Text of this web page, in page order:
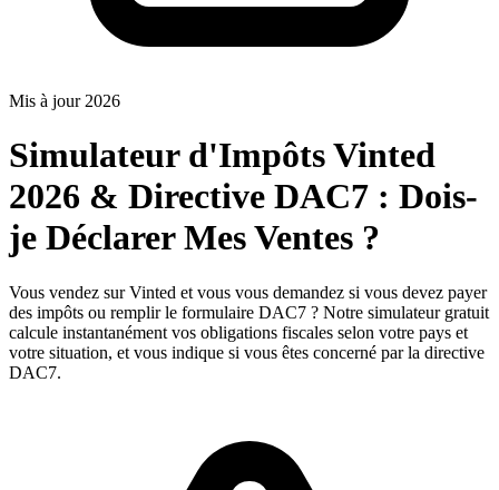
Mis à jour 2026
Simulateur d'Impôts Vinted
2026 & Directive DAC7 : Dois-
je Déclarer Mes Ventes ?
Vous vendez sur Vinted et vous vous demandez si vous devez payer
des impôts ou remplir le formulaire DAC7 ? Notre simulateur gratuit
calcule instantanément vos obligations fiscales selon votre pays et
votre situation, et vous indique si vous êtes concerné par la directive
DAC7.